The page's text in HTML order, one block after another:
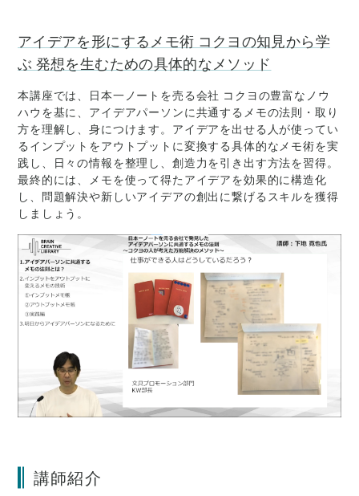
アイデアを形にするメモ術 コクヨの知見から学
ぶ 発想を生むための具体的なメソッド
本講座では、日本一ノートを売る会社 コクヨの豊富なノウ
ハウを基に、アイデアパーソンに共通するメモの法則・取り
方を理解し、身につけます。アイデアを出せる人が使ってい
るインプットをアウトプットに変換する具体的なメモ術を実
践し、日々の情報を整理し、創造力を引き出す方法を習得。
最終的には、メモを使って得たアイデアを効果的に構造化
し、問題解決や新しいアイデアの創出に繋げるスキルを獲得
しましょう。
講師紹介